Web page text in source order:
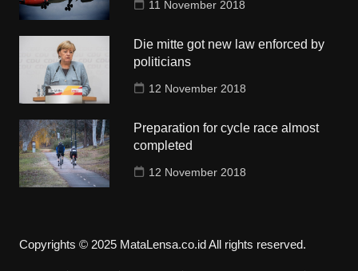
11 November 2018
Die mitte got new law enforced by
politicians
12 November 2018
Preparation for cycle race almost
completed
12 November 2018
Copyrights © 2025 MataLensa.co.id All rights reserved.